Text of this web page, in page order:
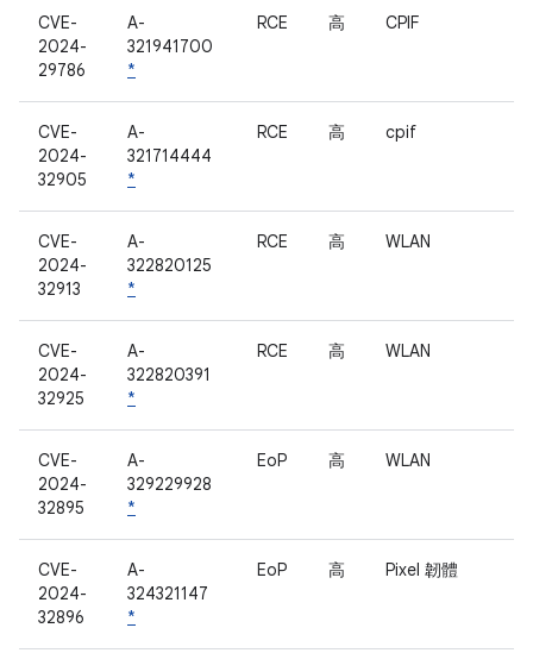
CVE-
2024-
29786
A-
321941700
*
RCE 高 CPIF
CVE-
2024-
32905
A-
321714444
*
RCE 高 cpif
CVE-
2024-
32913
A-
322820125
*
RCE 高 WLAN
CVE-
2024-
32925
A-
322820391
*
RCE 高 WLAN
CVE-
2024-
32895
A-
329229928
*
EoP 高 WLAN
CVE-
2024-
32896
A-
324321147
*
EoP 高 Pixel 韌體